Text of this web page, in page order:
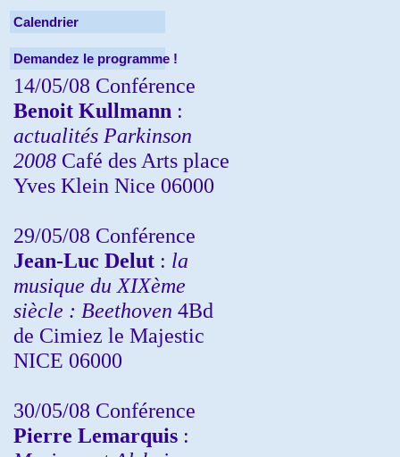
Calendrier
Demandez le programme !
14/05/08 Conférence
Benoit Kullmann :
actualités Parkinson
2008 Café des Arts place
Yves Klein Nice 06000
29/05/08 Conférence
Jean-Luc Delut : la
musique du XIXème
siècle : Beethoven 4Bd
de Cimiez le Majestic
NICE 06000
30/05/08 Conférence
Pierre Lemarquis :